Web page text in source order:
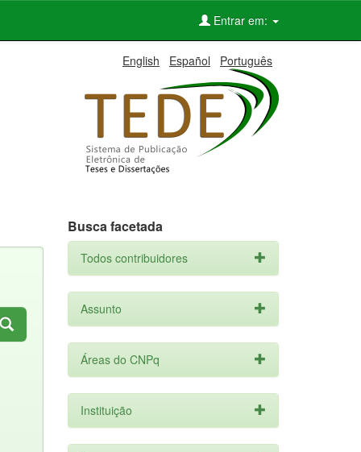
Entrar em:
English Español Português
Busca facetada
Todos contribuidores
Assunto
Áreas do CNPq
Instituição